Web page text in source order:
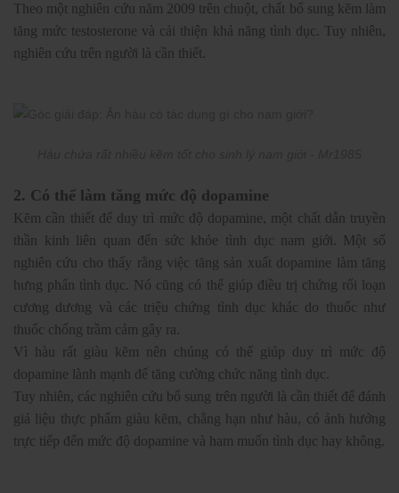
Theo một nghiên cứu năm 2009 trên chuột, chất bổ sung kẽm làm
tăng mức testosterone và cải thiện khả năng tình dục. Tuy nhiên,
nghiên cứu trên người là cần thiết.
2. Có thể làm tăng mức độ dopamine
Kẽm cần thiết để duy trì mức độ dopamine, một chất dẫn truyền
thần kinh liên quan đến sức khỏe tình dục nam giới. Một số
nghiên cứu cho thấy rằng việc tăng sản xuất dopamine làm tăng
hưng phấn tình dục. Nó cũng có thể giúp điều trị chứng rối loạn
cương dương và các triệu chứng tình dục khác do thuốc như
thuốc chống trầm cảm gây ra.
Vì hàu rất giàu kẽm nên chúng có thể giúp duy trì mức độ
dopamine lành mạnh để tăng cường chức năng tình dục.
Tuy nhiên, các nghiên cứu bổ sung trên người là cần thiết để đánh
giá liệu thực phẩm giàu kẽm, chẳng hạn như hàu, có ảnh hưởng
trực tiếp đến mức độ dopamine và ham muốn tình dục hay không.